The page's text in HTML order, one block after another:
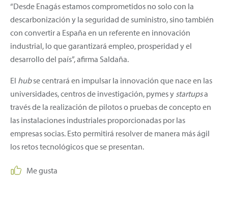
“Desde Enagás estamos comprometidos no solo con la
descarbonización y la seguridad de suministro, sino también
con convertir a España en un referente en innovación
industrial, lo que garantizará empleo, prosperidad y el
desarrollo del país”, afirma Saldaña.
El hubse centrará en impulsar la innovación que nace en las
universidades, centros de investigación, pymes y startupsa
través de la realización de pilotos o pruebas de concepto en
las instalaciones industriales proporcionadas por las
empresas socias. Esto permitirá resolver de manera más ágil
los retos tecnológicos que se presentan.
Me gusta